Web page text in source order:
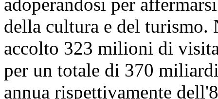
della cultura e del turismo.
accolto 323 milioni di
per un totale di 370
annua rispettivamente